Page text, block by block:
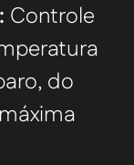
Controle
do